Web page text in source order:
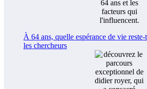
À 64 ans, quelle espérance de vie
les chercheurs